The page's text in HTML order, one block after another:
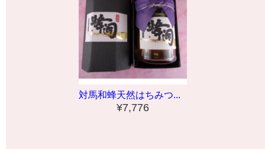
対馬和蜂天然はちみつ...
¥7,776